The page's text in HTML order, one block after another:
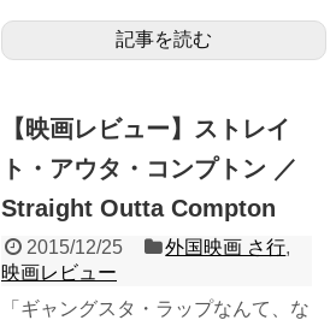
記事を読む
【映画レビュー】ストレイ
ト・アウタ・コンプトン ／
Straight Outta Compton
2015/12/25 外国映画 さ行,
映画レビュー
「ギャングスタ・ラップなんて、な